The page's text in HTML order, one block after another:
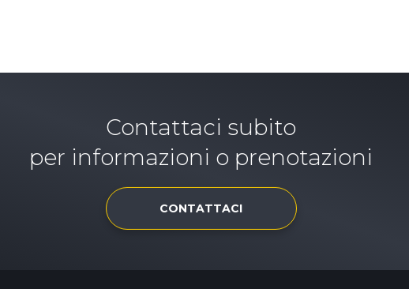
Contattaci subito
per informazioni o prenotazioni
CONTATTACI